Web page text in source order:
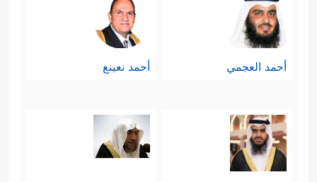
أحمد العجمي أحمد نعينع